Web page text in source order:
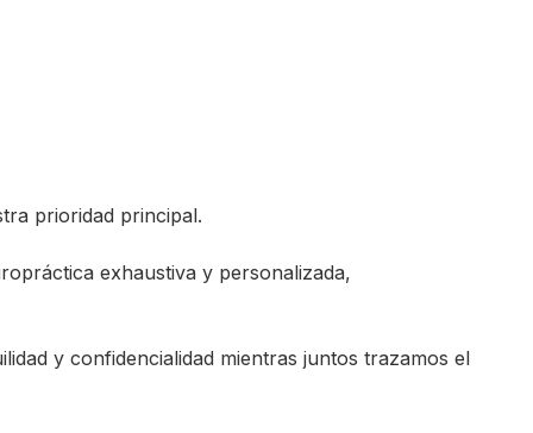
prioridad principal.
exhaustiva y personalizada,
y confidencialidad mientras juntos trazamos el